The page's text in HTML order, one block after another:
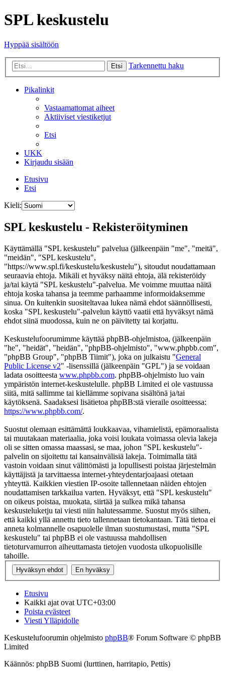
SPL keskustelu
Hyppää sisältöön
Etsi Tarkennettu haku
Pikalinkit
Vastaamattomat aiheet
Aktiiviset viestiketjut
Etsi
UKK
Kirjaudu sisään
Etusivu
Etsi
Kieli:
SPL keskustelu - Rekisteröityminen
Käyttämällä "SPL keskustelu" palvelua (jälkeenpäin "me", "meitä",
"meidän", "SPL keskustelu",
"https://www.spl.fi/keskustelu/keskustelu"), sitoudut noudattamaan
seuraavia ehtoja. Mikäli et hyväksy näitä ehtoja, älä rekisteröidy
ja/tai käytä "SPL keskustelu"-palvelua. Me voimme muuttaa näitä
ehtoja koska tahansa ja teemme parhaamme informoidaksemme
sinua. On kuitenkin suositeltavaa lukea nämä ehdot säännöllisesti,
koska "SPL keskustelu"-palvelun käyttö vaatii että hyväksyt nämä
ehdot siinä muodossa, kuin ne on päivitetty tai korjattu.
Keskustelufoorumimme käyttää phpBB-ohjelmistoa, (jälkeenpäin
"he", "heidät", "heidän", "phpBB-ohjelmisto", "www.phpbb.com",
"phpBB Group", "phpBB Tiimit"), joka on julkaistu "General
Public License v2" -lisenssillä (jälkeenpäin "GPL") ja se voidaan
ladata osoitteesta www.phpbb.com. phpBB-ohjelmisto luo vain
ympäristön internet-keskustelulle. phpBB Limited ei ole vastuussa
siitä, mitä sallimme tai kiellämme sopivana sisältönä ja/tai
käytöksenä. Saadaksesi lisätietoa phpBB:stä vieraile osoitteessa:
https://www.phpbb.com/.
Suostut olemaan esittämättä loukkaavaa, vihamielistä, epämoraalista
tai muutakaan materiaalia, joka voisi loukata voimassa olevia lakeja
oli se sitten omassa maassasi, se maa, johon "SPL keskustelu"-
palvelin on sijoitettu tai kansainvälisiä lakeja. Toimimalla tätä
vastoin voidaan sinut välittömästi ja lopullisesti poistaa järjestelmän
käyttäjistä ja tarvittaessa internet-yhteydentarjoajaasi otetaan
yhteyttä. Kaikkien viestien IP-osoite tallennetaan näiden ehtojen
noudattamisen tarkkailua varten. Hyväksyt, että "SPL keskustelu"
on oikeus poistaa, muokata, siirtää ja sulkea mikä tahansa
keskusteluketju tai viesti niin halutessamme. Suostut myös siihen,
että kaikki yllä annettu tieto tallennetaan tietokantaan. Tätä tietoa ei
anneta kolmannelle osapuolelle ilman suostumustasi, mutta "SPL
keskustelu" tai phpBB ei ole vastuussa mahdollisen
tietoturvamurron aiheuttamasta tietojen vuodosta ulkopuolisille
tahoille.
Etusivu
Kaikki ajat ovat UTC+03:00
Poista evästeet
Viesti Ylläpidolle
Keskustelufoorumin ohjelmisto phpBB® Forum Software © phpBB
Limited
Käännös: phpBB Suomi (lurttinen, harritapio, Pettis)